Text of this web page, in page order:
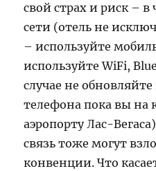
свой страх и риск –
сети (отель не
– используйте
используйте WiFi,
случае не
телефона пока вы на
аэропорту Лас-
связь тоже могут
конвенции. Что